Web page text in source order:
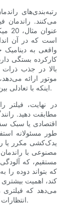
رتبه‌بندی‌های
می‌کنند. راندمان
است که در آن
واقعی به
کارکرده بستگی
بالا در جذب
موتور ارائه
اینکه با تعادلی بین سطح محیط و طراحی چین‌خوردگی طراحی شود.
در نهایت،
مطابقت دهید.
اقتصادی یا سبک
طور مسئولانه
یدک‌کشی مکرر یا
مصنوعی با
مستقیم، که
که بتواند دوده را
کند، اهمیت
می‌دهد که فیلتری
انتظارات شما از طول عمر و محافظت مطابقت داشته باشد.